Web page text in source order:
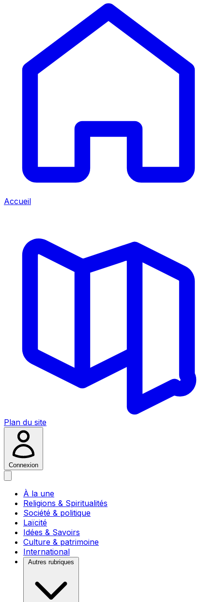
Accueil
Plan du site
Connexion
À la une
Religions & Spiritualités
Société & politique
Laïcité
Idées & Savoirs
Culture & patrimoine
International
Autres rubriques